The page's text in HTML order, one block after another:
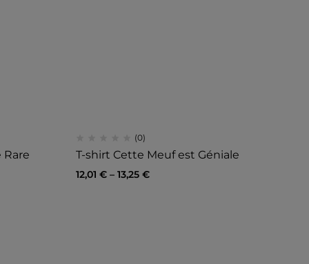
Rare
(0)
T-shirt Cette Meuf est Géniale
12,01 €– 13,25 €